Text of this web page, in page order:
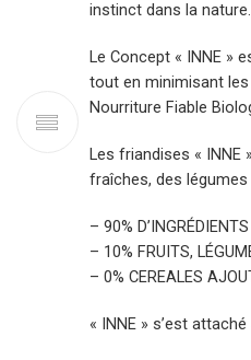
instinct dans la
Le Concept « INNE »
tout en minimisant les
Nourriture Fiable
Les friandises «
fraîches, des
– 90%
– 10% FRUITS,
– 0% CEREALES
« INNE » s’est